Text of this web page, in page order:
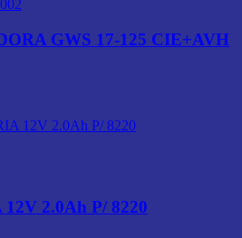
GWS 17-125 CIE+AVH
2.0Ah P/ 8220